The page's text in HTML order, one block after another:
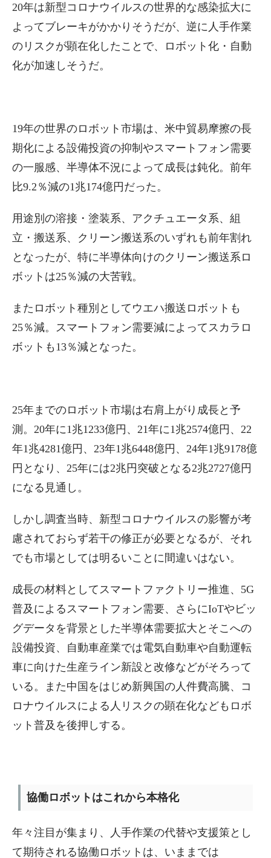
20年は新型コロナウイルスの世界的な感染拡大に
よってブレーキがかかりそうだが、逆に人手作業
のリスクが顕在化したことで、ロボット化・自動
化が加速しそうだ。
19年の世界のロボット市場は、米中貿易摩擦の長
期化による設備投資の抑制やスマートフォン需要
の一服感、半導体不況によって成長は鈍化。前年
比9.2％減の1兆174億円だった。
用途別の溶接・塗装系、アクチュエータ系、組
立・搬送系、クリーン搬送系のいずれも前年割れ
となったが、特に半導体向けのクリーン搬送系ロ
ボットは25％減の大苦戦。
またロボット種別としてウエハ搬送ロボットも
25％減。スマートフォン需要減によってスカラロ
ボットも13％減となった。
25年までのロボット市場は右肩上がり成長と予
測。20年に1兆1233億円、21年に1兆2574億円、22
年1兆4281億円、23年1兆6448億円、24年1兆9178億
円となり、25年には2兆円突破となる2兆2727億円
になる見通し。
しかし調査当時、新型コロナウイルスの影響が考
慮されておらず若干の修正が必要となるが、それ
でも市場としては明るいことに間違いはない。
成長の材料としてスマートファクトリー推進、5G
普及によるスマートフォン需要、さらにIoTやビッ
グデータを背景とした半導体需要拡大とそこへの
設備投資、自動車産業では電気自動車や自動運転
車に向けた生産ライン新設と改修などがそろって
いる。また中国をはじめ新興国の人件費高騰、コ
ロナウイルスによる人リスクの顕在化などもロボ
ット普及を後押しする。
協働ロボットはこれから本格化
年々注目が集まり、人手作業の代替や支援策とし
て期待される協働ロボットは、いままでは